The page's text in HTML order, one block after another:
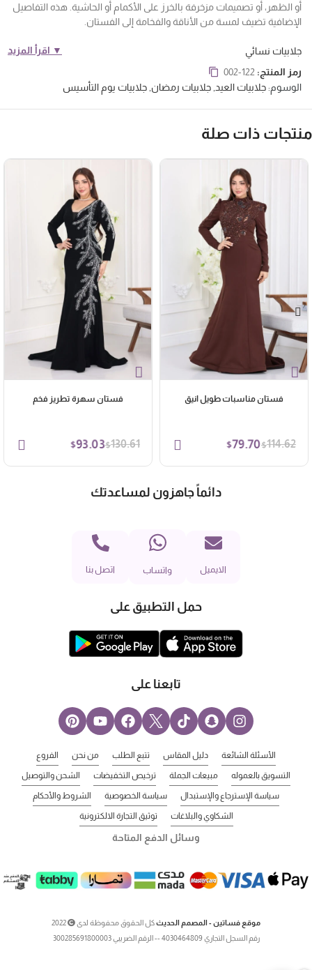
▼ اقرأ المزيد
أو الظهر، أو تصميمات مزخرفة بالخرز على الأكمام أو الحاشية. هذه التفاصيل
الإضافية تضيف لمسة من الأناقة والفخامة إلى الفستان.
جلابيات نسائي
رمز المنتج:002-122
الوسوم:جلابيات العيد, جلابيات رمضان, جلابيات يوم التأسيس
ذات صلة
فستان مناسبات طويل انيق
$114.62
$79.70
فستان سهرة تطريز فخم
$130.61
$93.03
دائماً جاهزون لمساعدتك
الايميل واتساب اتصل بنا
حمل التطبيق على
تابعنا على
الأسئلة الشائعة دليل المقاس تتبع الطلب من نحن الفروع
التسويق بالعموله مبيعات الجملة ترخيص التخفيضات الشحن والتوصيل
سياسة الإسترجاع والإستبدال سياسة الخصوصية الشروط والأحكام
الشكاوي والبلاغات توثيق التجارة الالكترونية
وسائل الدفع المتاحة
موقع فساتين - المصمم الحديثكل الحقوق محفوظة لدى
2022
رقم السجل التجاري 4030464809 -- الرقم الضريبي 300285691800003